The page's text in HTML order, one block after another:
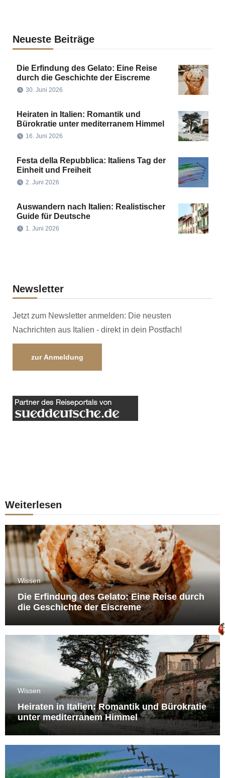
Neueste Beiträge
Die Erfindung des Gelato: Eine Reise
durch die Geschichte der Eiscreme
30. Juni 2026
Heiraten in Italien: Romantik und
Bürokratie unter mediterranem Himmel
16. Juni 2026
Festa della Repubblica: Italiens Tag der
Einheit und Freiheit
2. Juni 2026
Auswandern nach Italien: Realistischer
Guide für Deutsche
1. Juni 2026
Newsletter
Jetzt zum Newsletter anmelden: Die neusten
Nachrichten aus Italien - direkt in dein Postfach!
zur Anmeldung
Weiterlesen
Wissen
Die Erfindung des Gelato: Eine Reise durch
die Geschichte der Eiscreme
Wissen
Heiraten in Italien: Romantik und Bürokratie
unter mediterranem Himmel